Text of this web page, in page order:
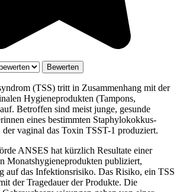
(TSS) tritt in Zusammenhang mit der
Hygieneprodukten (Tampons,
Betroffen sind meist junge, gesunde
eines bestimmten Staphylokokkus-
der vaginal das Toxin TSST-1 produziert.
ANSES hat kürzlich Resultate einer
Monatshygieneprodukten publiziert,
auf das Infektionsrisiko. Das Risiko, ein TSS
der Tragedauer der Produkte. Die